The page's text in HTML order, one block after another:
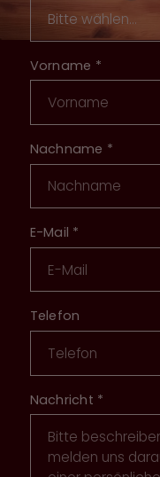
Vorname *
Nachname *
E-Mail *
Telefon
Nachricht *